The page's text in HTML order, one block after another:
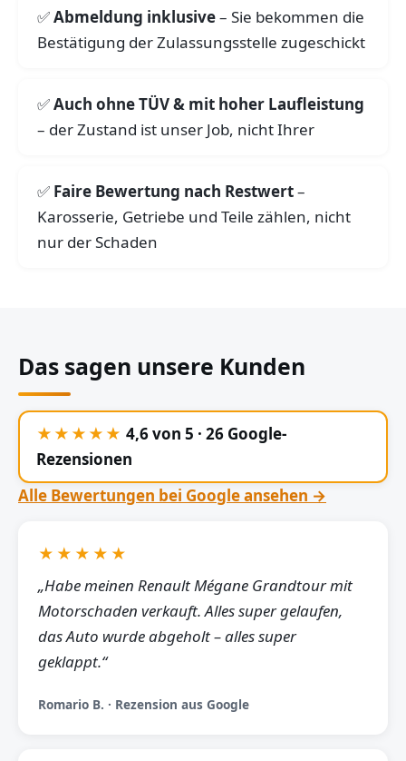
Abmeldung inklusive– Sie bekommen die
Bestätigung der Zulassungsstelle zugeschickt
Auch ohne TÜV & mit hoher Laufleistung
– der Zustand ist unser Job, nicht Ihrer
Faire Bewertung nach Restwert–
Karosserie, Getriebe und Teile zählen, nicht
nur der Schaden
Das sagen unsere Kunden
★★★★★ 4,6 von 5 · 26 Google-
Rezensionen
Alle Bewertungen bei Google ansehen →
★★★★★
„Habe meinen Renault Mégane Grandtour mit
Motorschaden verkauft. Alles super gelaufen,
das Auto wurde abgeholt – alles super
geklappt.“
Romario B. · Rezension aus Google